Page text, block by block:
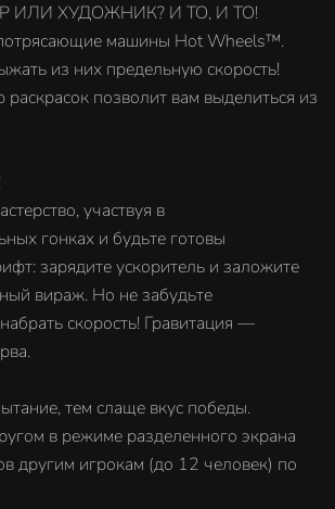
ИЛИ ХУДОЖНИК? И ТО, И ТО!
машины Hot Wheels™.
из них предельную скорость!
позволит вам выделиться из
участвуя в
гонках и будьте готовы
зарядите ускоритель и заложите
вираж. Но не забудьте
скорость! Гравитация —
тем слаще вкус победы.
в режиме разделенного экрана
другим игрокам (до 12 человек) по